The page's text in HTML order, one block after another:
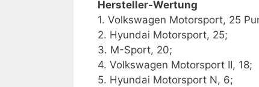
Hersteller-Wertung
1. Volkswagen Motorsport, 25
2. Hyundai Motorsport, 25;
3. M-Sport, 20;
4. Volkswagen Motorsport II, 18;
5. Hyundai Motorsport N, 6;